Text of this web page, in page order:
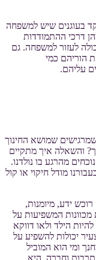
בעוגנים שיש למשפחה
דרכי ההתמודדות
לעזור למשפחה. גם
הוריהם כמי
עליהם.
שמרגישים שמושא החינוך
והשאלה איך מתקיים
מהרגע בו נולדנו.
מודל חיקוי או קול
ידע, מיומנות,
מכוונות המשפיעות על
הילד ולאו דווקא
יכולות להשפיע על
ומי הוא המוביל